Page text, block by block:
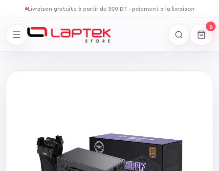
Livraison gratuite à partir de 300 DT ·paiement a la livraison
0